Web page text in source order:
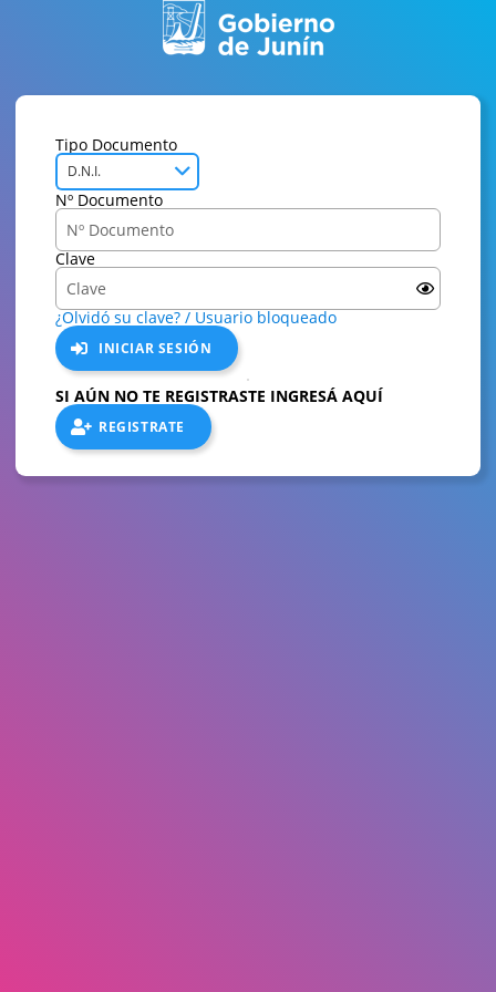
Tipo Documento
D.N.I.
Nº Documento
Clave
¿Olvidó su clave? / Usuario bloqueado
INICIAR SESIÓN
SI AÚN NO TE REGISTRASTE INGRESÁ AQUÍ
REGISTRATE